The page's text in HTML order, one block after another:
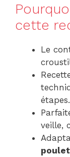
cette
Le
étapes.
veille,
poulet